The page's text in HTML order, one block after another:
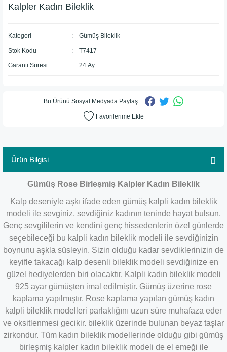
Kalpler Kadın Bileklik
Kategori Gümüş Bileklik
Stok Kodu T7417
Garanti Süresi 24 Ay
Bu Ürünü Sosyal Medyada Paylaş
Ürün Bilgisi
Gümüş Rose Birleşmiş Kalpler Kadın Bileklik
Kalp deseniyle aşkı ifade eden gümüş kalpli kadın bileklik
modeli ile sevginiz, sevdiğiniz kadının teninde hayat bulsun.
Genç sevgililerin ve kendini genç hissedenlerin özel günlerde
seçebileceği bu kalpli kadın bileklik modeli ile sevdiğinizin
boynunu aşkla süsleyin. Sizin olduğu kadar sevdiklerinizin de
keyifle takacağı kalp desenli bileklik modeli sevdiğinize en
güzel hediyelerden biri olacaktır. Kalpli kadın bileklik modeli
925 ayar gümüşten imal edilmiştir. Gümüş üzerine rose
kaplama yapılmıştır. Rose kaplama yapılan gümüş kadın
kalpli bileklik modelleri parlaklığını uzun süre muhafaza eder
ve oksitlenmesi gecikir. bileklik üzerinde bulunan beyaz taşlar
zirkondur. Tüm kadın bileklik modellerinde olduğu gibi gümüş
birleşmiş kalpler kadın bileklik modeli de el emeği ile